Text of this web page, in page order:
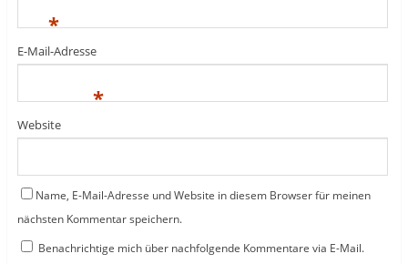
*
E-Mail-Adresse
*
Website
Name, E-Mail-Adresse und Website in diesem Browser für meinen
nächsten Kommentar speichern.
Benachrichtige mich über nachfolgende Kommentare via E-Mail.